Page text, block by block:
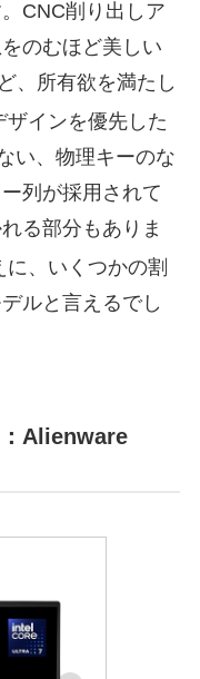
CNC削り出しア
のむほど美しい
、所有欲を満たし
ザインを優先した
い、物理キーのな
列が採用されて
る部分もありま
、いくつかの割
ルと言えるでし
Alienware